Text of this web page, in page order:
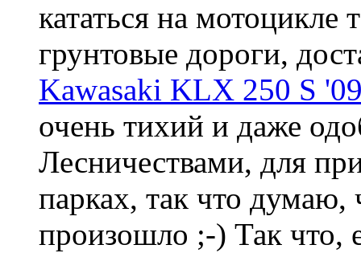
кататься на мотоцикле
грунтовые дороги,
Kawasaki KLX 250 S
очень тихий и даже
Лесничествами, для
парках, так что думаю,
произошло ;-) Так что,